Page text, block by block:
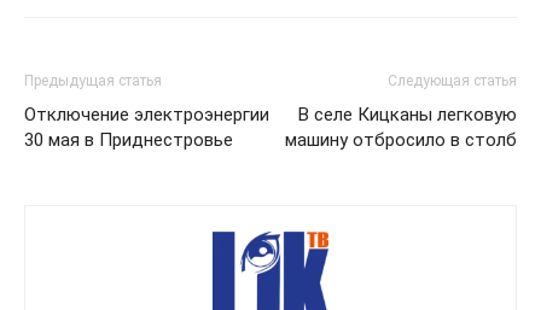
Предыдущая статья
Отключение электроэнергии
30 мая в Приднестровье
Следующая статья
В селе Кицканы легковую
машину отбросило в столб